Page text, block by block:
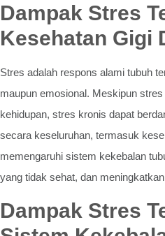
Dampak Stres
Kesehatan Gigi
Stres adalah respons alami tubuh
maupun emosional. Meskipun
kehidupan, stres kronis dapat
secara keseluruhan, termasuk
memengaruhi sistem kekebalan
yang tidak sehat, dan
Dampak Stres